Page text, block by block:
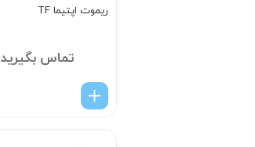
ریموت اپتیما TF
تماس بگیرید